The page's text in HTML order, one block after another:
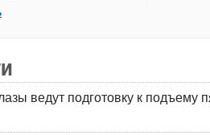
ведут подготовку к подъему